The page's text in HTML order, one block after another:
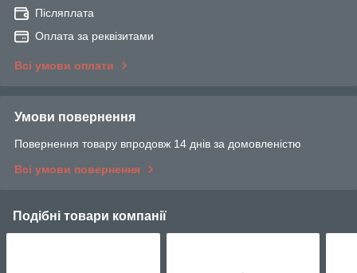
Післяплата
Оплата за реквізитами
Всі умови оплати
Умови повернення
Повернення товару впродовж 14 днів за домовленістю
Всі умови повернення
Подібні товари компанії